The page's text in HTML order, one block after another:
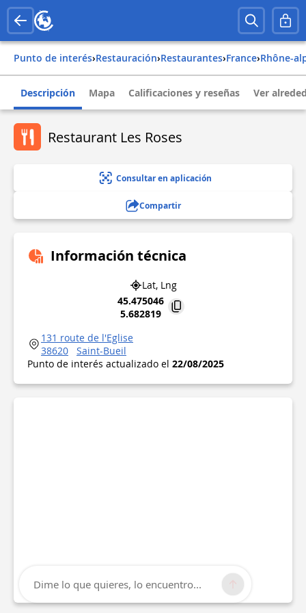
Punto de interés› Restauración› Restaurantes› france› rhône-
Descripción Mapa Calificaciones y reseñas Ver
Restaurant Les Roses
Consultar en aplicación
Compartir
Información técnica
Lat, Lng
45.475046
5.682819
131 route de l'Eglise
38620
Saint-Bueil
Punto de interés actualizado el 22/08/2025
Dime lo que quieres, lo encuentro...